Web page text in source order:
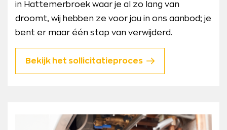
in Hattemerbroek waar je al zo lang van
droomt, wij hebben ze voor jou in ons aanbod; je
bent er maar één stap van verwijderd.
Bekijk het sollicitatieproces